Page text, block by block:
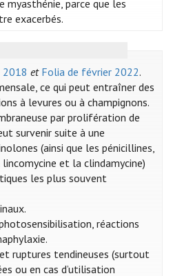
parce que les
exacerbés.
2018 et Folia de février 2022.
ce qui peut entraîner des
à levures ou à champignons.
par prolifération de
survenir suite à une
(ainsi que les pénicillines,
et la clindamycine)
les plus souvent
réactions
ruptures tendineuses (surtout
ou en cas d’utilisation